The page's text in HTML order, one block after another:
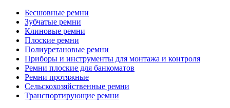
Бесшовные ремни
Зубчатые ремни
Клиновые ремни
Плоские ремни
Полиуретановые ремни
Приборы и инструменты для монтажа и контроля
Ремни плоские для банкоматов
Ремни протяжные
Сельскохозяйственные ремни
Транспортирующие ремни